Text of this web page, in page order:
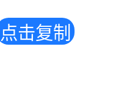
点击复制